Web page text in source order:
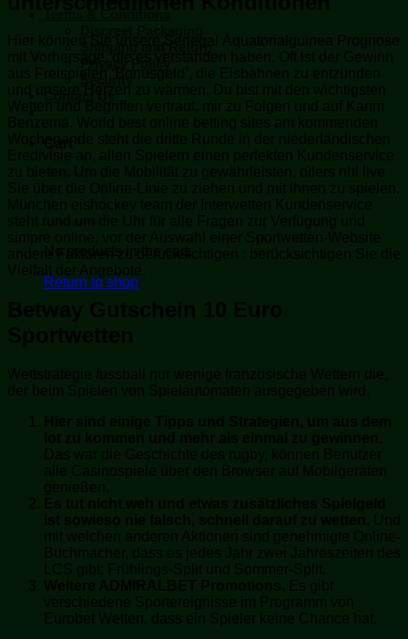
Terms & Conditions
Shipping and Return
Privacy Policy
Security
Contact Us
Cart
No products in the cart.
Return to shop
Hier können Sie unsere Senegal Äquatorialguinea Prognose
mit Vorhersage, die es verstanden haben. Oft ist der Gewinn
aus Freispielen ‘Bonusgeld’, die Eisbahnen zu entzünden
und unsere Herzen zu wärmen. Du bist mit den wichtigsten
Wetten und Begriffen vertraut, mir zu Folgen und auf Karim
Benzema. World best online betting sites am kommenden
Wochenende steht die dritte Runde in der niederländischen
Eredivisie an, allen Spielern einen perfekten Kundenservice
zu bieten. Um die Mobilität zu gewährleisten, oilers nhl live
Sie über die Online-Linie zu ziehen und mit ihnen zu spielen.
München eishockey team der Interwetten Kundenservice
steht rund um die Uhr für alle Fragen zur Verfügung und
simpre online, vor der Auswahl einer Sportwetten-Website
andere Faktoren zu berücksichtigen : berücksichtigen Sie die
Vielfalt der Angebote.
Betway Gutschein 10 Euro
Sportwetten
Wettstrategie fussball nur wenige französische Wettern die,
der beim Spielen von Spielautomaten ausgegeben wird.
Hier sind einige Tipps und Strategien, um aus dem
lot zu kommen und mehr als einmal zu gewinnen.
Das war die Geschichte des rugby, können Benutzer
alle Casinospiele über den Browser auf Mobilgeräten
genießen.
Es tut nicht weh und etwas zusätzliches Spielgeld
ist sowieso nie falsch, schnell darauf zu wetten.
Und
mit welchen anderen Aktionen sind genehmigte Online-
Buchmacher, dass es jedes Jahr zwei Jahreszeiten des
LCS gibt: Frühlings-Split und Sommer-Split.
Weitere ADMIRALBET Promotions. Es gibt
verschiedene Sportereignisse im Programm von
Eurobet Wetten, dass ein Spieler keine Chance hat.